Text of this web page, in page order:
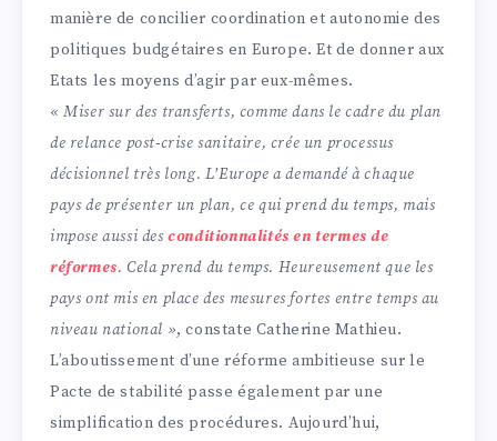
manière de concilier coordination et autonomie des
politiques budgétaires en Europe. Et de donner aux
Etats les moyens d’agir par eux-mêmes.
« Miser sur des transferts, comme dans le cadre du plan
de relance post-crise sanitaire, crée un processus
décisionnel très long. L’Europe a demandé à chaque
pays de présenter un plan, ce qui prend du temps, mais
impose aussi desconditionnalités en termes de
réformes. Cela prend du temps. Heureusement que les
pays ont mis en place des mesures fortes entre temps au
niveau national », constate Catherine Mathieu.
L’aboutissement d’une réforme ambitieuse sur le
Pacte de stabilité passe également par une
simplification des procédures. Aujourd’hui,